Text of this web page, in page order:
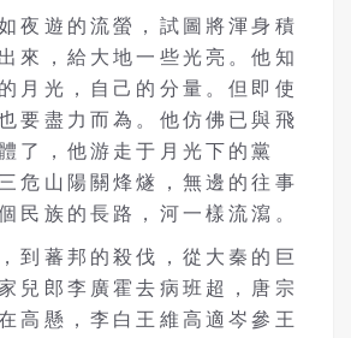
夜遊的流螢，試圖將渾身積
來，給大地一些光亮。他知
月光，自己的分量。但即使
要盡力而為。他仿佛已與飛
了，他游走于月光下的黨
危山陽關烽燧，無邊的往事
民族的長路，河一樣流瀉。
到蕃邦的殺伐，從大秦的巨
兒郎李廣霍去病班超，唐宗
高懸，李白王維高適岑參王